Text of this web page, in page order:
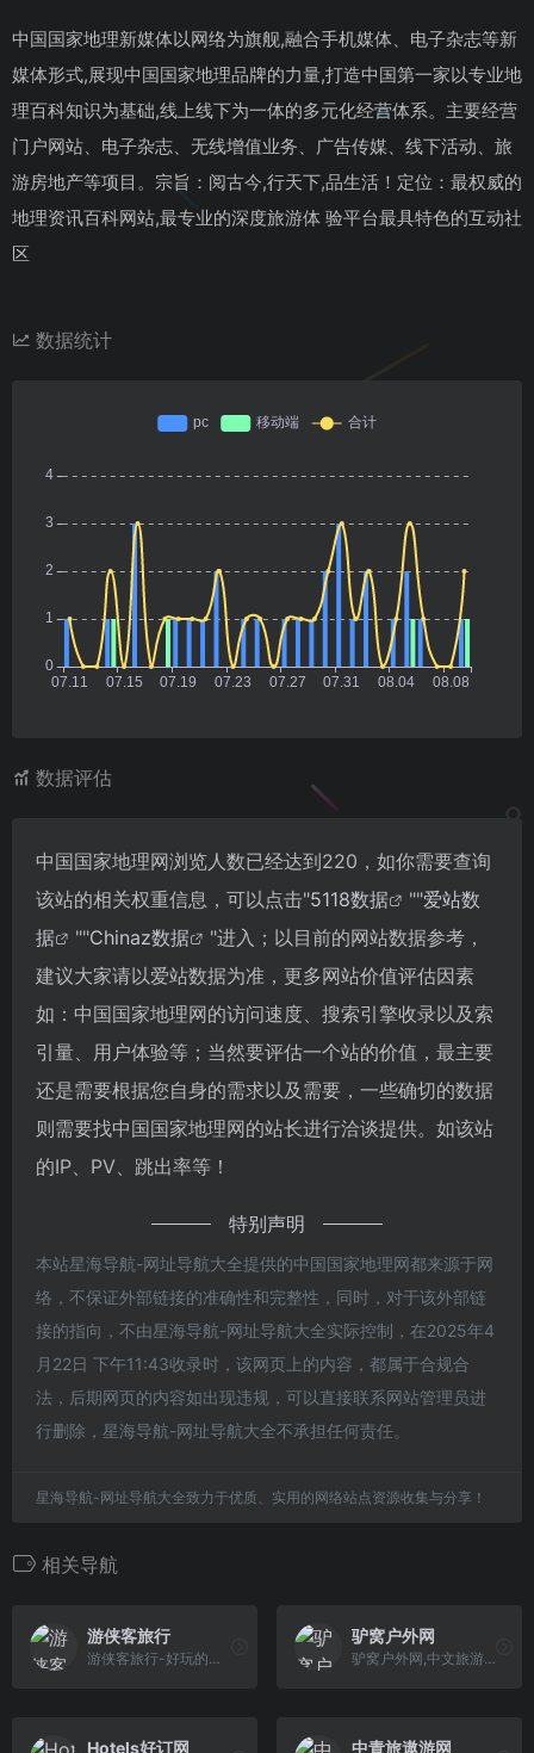
中国国家地理新媒体以网络为旗舰,融合手机媒体、电子杂志等新
媒体形式,展现中国国家地理品牌的力量,打造中国第一家以专业地
理百科知识为基础,线上线下为一体的多元化经营体系。主要经营
门户网站、电子杂志、无线增值业务、广告传媒、线下活动、旅
游房地产等项目。宗旨：阅古今,行天下,品生活！定位：最权威的
地理资讯百科网站,最专业的深度旅游体 验平台最具特色的互动社
区
数据统计
数据评估
中国国家地理网浏览人数已经达到220，如你需要查询
该站的相关权重信息，可以点击"5118数据 ""爱站数
据
""Chinaz数据
"进入；以目前的网站数据参考，
建议大家请以爱站数据为准，更多网站价值评估因素
如：中国国家地理网的访问速度、搜索引擎收录以及索
引量、用户体验等；当然要评估一个站的价值，最主要
还是需要根据您自身的需求以及需要，一些确切的数据
则需要找中国国家地理网的站长进行洽谈提供。如该站
的IP、PV、跳出率等！
特别声明
本站星海导航-网址导航大全提供的中国国家地理网都来源于网
络，不保证外部链接的准确性和完整性，同时，对于该外部链
接的指向，不由星海导航-网址导航大全实际控制，在2025年4
月22日 下午11:43收录时，该网页上的内容，都属于合规合
法，后期网页的内容如出现违规，可以直接联系网站管理员进
行删除，星海导航-网址导航大全不承担任何责任。
星海导航-网址导航大全致力于优质、实用的网络站点资源收集与分享！
相关导航
游侠客旅行
游侠客旅行-好玩的主题旅行平台,包括户外、摄影、亲子、深度人文、休闲度假、体育等.截至2019年，拥有500多名员工,遍布全球的领队超过3000人,注册用户突破1000万.游侠客旗下包含游侠客旅行、游侠客摄影、游侠客体育、游侠客教育及游侠客旅游开发!
驴窝户外网
驴窝户外网,中文旅游户外门户.为自助旅游者,驴友提供全面翔实的旅游户外资讯.
Hotels好订网 中青旅遨游网